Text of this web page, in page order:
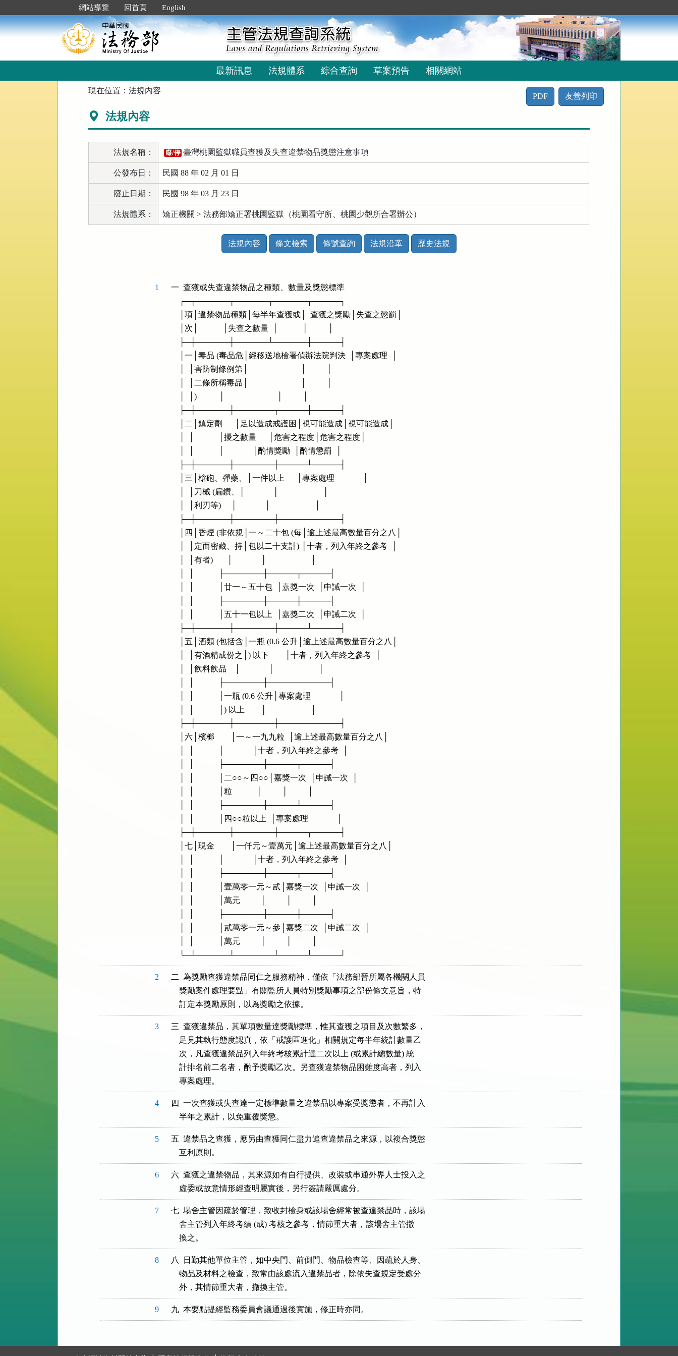
到
主
要
網站導覽 回首頁 English
最新訊息 法規體系 綜合查詢 草案預告 相關網站
現在位置：法規內容
PDF 友善列印
法規內容
法規名稱： 廢/停 臺灣桃園監獄職員查獲及失查違禁物品獎懲注意事項
公發布日： 民國 88 年 02 月 01 日
廢止日期： 民國 98 年 03 月 23 日
法規體系： 矯正機關 > 法務部矯正署桃園監獄（桃園看守所、桃園少觀所合署辦公）
法規內容 條文檢索 條號查詢 法規沿革 歷史法規
1
一  查獲或失查違禁物品之種類、數量及獎懲標準
    ┌─┬──────┬──────┬──────┬─────┐
    │項│違禁物品種類│每半年查獲或│  查獲之獎勵│失查之懲罰│
    │次│            │失查之數量  │            │          │
    ├─┼──────┼──────┴──────┼─────┤
    │一│毒品 (毒品危│經移送地檢署偵辦法院判決  │專案處理  │
    │  │害防制條例第│                          │          │
    │  │二條所稱毒品│                          │          │
    │  │)           │                          │          │
    ├─┼──────┼───────┬─────┼─────┤
    │二│鎮定劑      │足以造成戒護困│視可能造成│視可能造成│
    │  │            │擾之數量      │危害之程度│危害之程度│
    │  │            │              │酌情獎勵  │酌情懲罰  │
    ├─┼──────┼───────┼─────┴─────┤
    │三│槍砲、彈藥、│一件以上      │專案處理              │
    │  │刀械 (扁鑽、│              │                      │
    │  │利刃等)     │              │                      │
    ├─┼──────┼───────┼───────────┤
    │四│香煙 (非依規│一～二十包 (每│逾上述最高數量百分之八│
    │  │定而密藏、持│包以二十支計) │十者，列入年終之參考  │
    │  │有者)       │              │                      │
    │  │            ├───────┼─────┬─────┤
    │  │            │廿一～五十包  │嘉獎一次  │申誡一次  │
    │  │            ├───────┼─────┼─────┤
    │  │            │五十一包以上  │嘉獎二次  │申誡二次  │
    ├─┼──────┼───────┼─────┴─────┤
    │五│酒類 (包括含│一瓶 (0.6 公升│逾上述最高數量百分之八│
    │  │有酒精成份之│) 以下        │十者，列入年終之參考  │
    │  │飲料飲品    │              │                      │
    │  │            ├───────┼───────────┤
    │  │            │一瓶 (0.6 公升│專案處理              │
    │  │            │) 以上        │                      │
    ├─┼──────┼───────┼───────────┤
    │六│檳榔        │一～一九九粒  │逾上述最高數量百分之八│
    │  │            │              │十者，列入年終之參考  │
    │  │            ├───────┼─────┬─────┤
    │  │            │二○○～四○○│嘉獎一次  │申誡一次  │
    │  │            │粒            │          │          │
    │  │            ├───────┼─────┴─────┤
    │  │            │四○○粒以上  │專案處理              │
    ├─┼──────┼───────┼─────┬─────┤
    │七│現金        │一仟元～壹萬元│逾上述最高數量百分之八│
    │  │            │              │十者，列入年終之參考  │
    │  │            ├───────┼─────┬─────┤
    │  │            │壹萬零一元～貳│嘉獎一次  │申誡一次  │
    │  │            │萬元          │          │          │
    │  │            ├───────┼─────┼─────┤
    │  │            │貳萬零一元～參│嘉獎二次  │申誡二次  │
    │  │            │萬元          │          │          │
2
二  為獎勵查獲違禁品同仁之服務精神，僅依「法務部晉所屬各機關人員
    獎勵案件處理要點」有關監所人員特別獎勵事項之部份條文意旨，特
3
三  查獲違禁品，其單項數量達獎勵標準，惟其查獲之項目及次數繁多，
    足見其執行態度認真，依「戒護區進化」相關規定每半年統計數量乙
    次，凡查獲違禁品列入年終考核累計達二次以上 (或累計總數量) 統
    計排名前二名者，酌予獎勵乙次。另查獲違禁物品困難度高者，列入
4
四  一次查獲或失查達一定標準數量之違禁品以專案受獎懲者，不再計入
5
五  違禁品之查獲，應另由查獲同仁盡力追查違禁品之來源，以複合獎懲
6
六  查獲之違禁物品，其來源如有自行提供、改裝或串通外界人士投入之
7
七  場舍主管因疏於管理，致收封檢身或該場舍經常被查違禁品時，該場
    舍主管列入年終考績 (成) 考核之參考，情節重大者，該場舍主管撤
8
八  日勤其他單位主管，如中央門、前側門、物品檢查等、因疏於人身、
    物品及材料之檢查，致常由該處流入違禁品者，除依失查規定受處分
9